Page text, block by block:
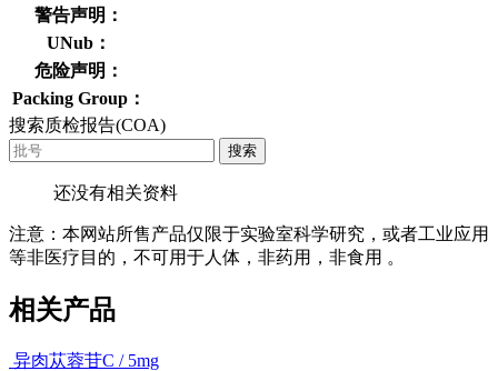
警告声明：
UNub：
危险声明：
Packing Group：
搜索质检报告(COA)
搜索
还没有相关资料
注意：本网站所售产品仅限于实验室科学研究，或者工业应用
等非医疗目的，不可用于人体，非药用，非食用 。
相关产品
异肉苁蓉苷C / 5mg